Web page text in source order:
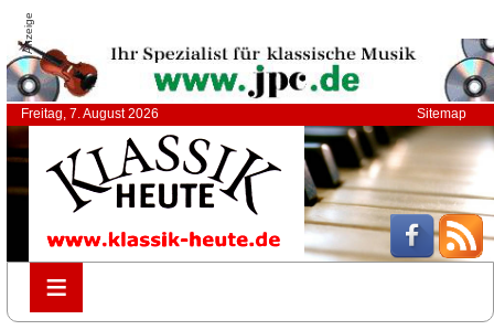
Anzeige
Freitag, 7. August 2026 Sitemap
≡
≡